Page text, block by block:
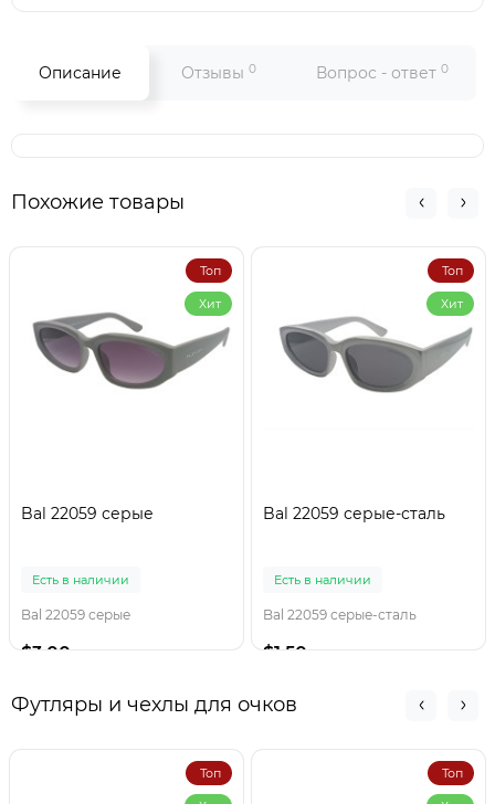
Описание Отзывы 0 Вопрос - ответ 0
Похожие товары
Топ
Хит
Bal 22059 серые
Есть в наличии
Bal 22059 серые
$3.00
Топ
Хит
Bal 22059 серые-сталь
Есть в наличии
Bal 22059 серые-сталь
$1.50
Футляры и чехлы для очков
Топ Топ